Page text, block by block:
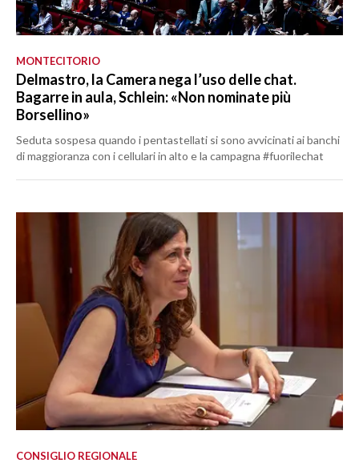
MONTECITORIO
Delmastro, la Camera nega l’uso delle chat.
Bagarre in aula, Schlein: «Non nominate più
Borsellino»
Seduta sospesa quando i pentastellati si sono avvicinati ai banchi
di maggioranza con i cellulari in alto e la campagna #fuorilechat
CONSIGLIO REGIONALE